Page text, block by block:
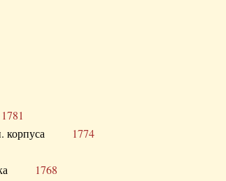
1781
корпуса 1774
1768